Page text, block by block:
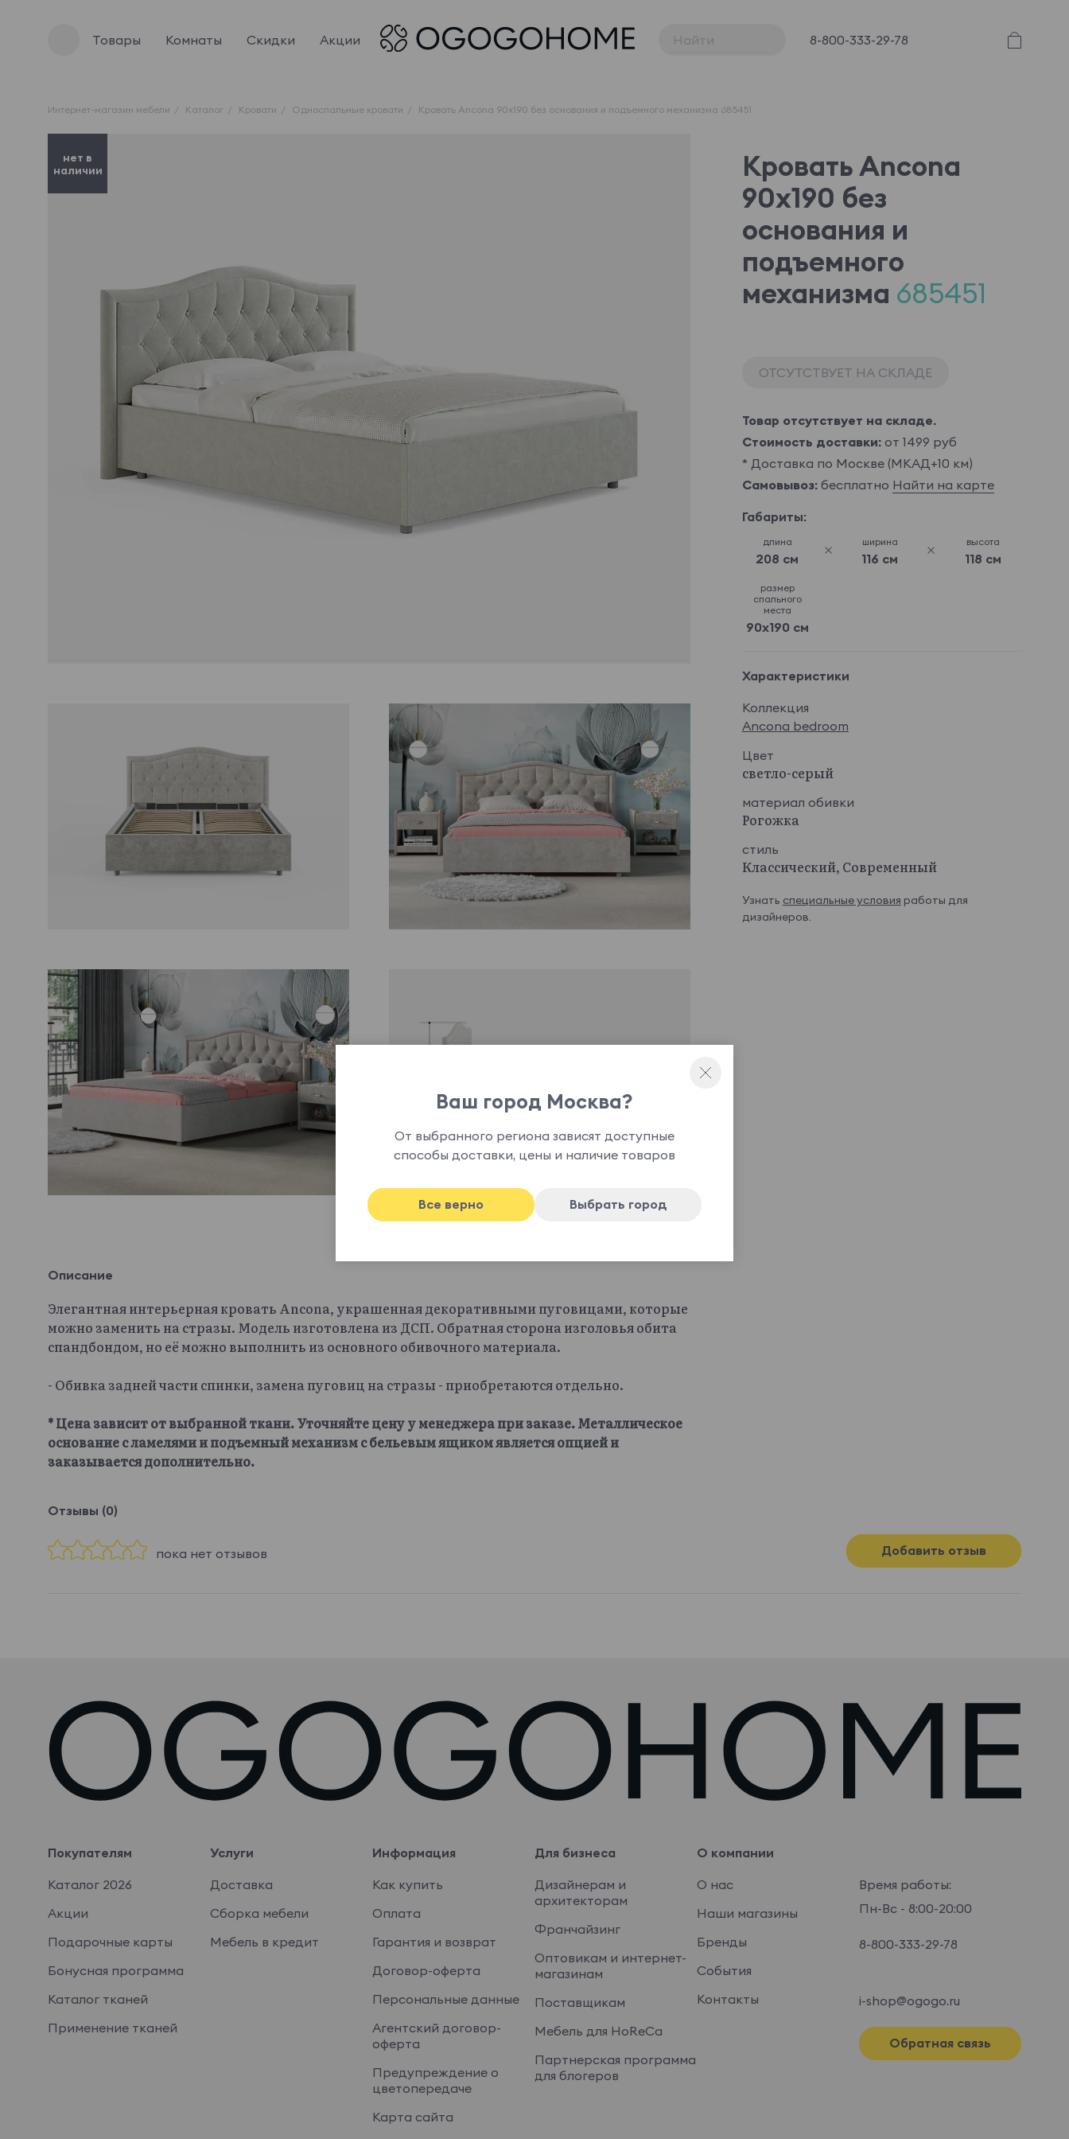
Товары Комнаты Скидки Акции 8-800-333-29-78
Интернет-магазин мебели Каталог Кровати Односпальные кровати Кровать Ancona 90x190 без основания и подъемного механизма 685451
нет в
наличии
Кровать Ancona
90x190 без
основания и
подъемного
механизма 685451
ОТСУТСТВУЕТ НА СКЛАДЕ
Товар отсутствует на складе.
Стоимость доставки:от 1499 руб
* Доставка по Москве (МКАД+10 км)
Самовывоз:бесплатно Найти на карте
Габариты:
длина
208 см
ширина
116 см
высота
118 см
размер
спального
места
90x190 см
Характеристики
Коллекция
Ancona bedroom
Цвет
светло-серый
материал обивки
Рогожка
стиль
Классический, Современный
Узнать специальные условия работы для
дизайнеров.
Описание
Элегантная интерьерная кровать Ancona, украшенная декоративными пуговицами, которые
можно заменить на стразы. Модель изготовлена из ДСП. Обратная сторона изголовья обита
спандбондом, но её можно выполнить из основного обивочного материала.
- Обивка задней части спинки, замена пуговиц на стразы - приобретаются отдельно.
* Цена зависит от выбранной ткани. Уточняйте цену у менеджера при заказе. Металлическое
основание с ламелями и подъемный механизм с бельевым ящиком является опцией и
заказывается дополнительно.
Отзывы (0)
пока нет отзывов Добавить отзыв
Покупателям
Каталог 2026
Акции
Подарочные карты
Бонусная программа
Каталог тканей
Применение тканей
Услуги
Доставка
Сборка мебели
Мебель в кредит
Информация
Как купить
Оплата
Гарантия и возврат
Договор-оферта
Персональные данные
Агентский договор-
оферта
Предупреждение о
цветопередаче
Карта сайта
Для бизнеса
Дизайнерам и
архитекторам
Франчайзинг
Оптовикам и интернет-
магазинам
Поставщикам
Мебель для HoReCa
Партнерская программа
для блогеров
О компании
О нас
Наши магазины
Бренды
События
Контакты
Время работы:
Пн-Вс - 8:00-20:00
8-800-333-29-78
i-shop@ogogo.ru
Обратная связь
Ваш город Москва?
От выбранного региона зависят доступные
способы доставки, цены и наличие товаров
Все верно Выбрать город